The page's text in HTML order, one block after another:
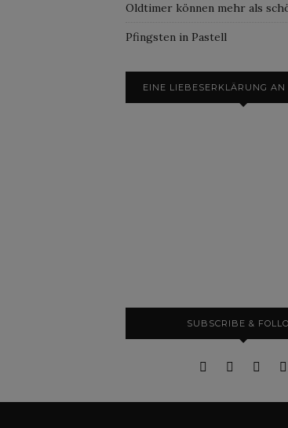
Oldtimer können mehr als
Pfingsten in Pastell
EINE LIEBESERKLÄRUNG AN
SUBSCRIBE &